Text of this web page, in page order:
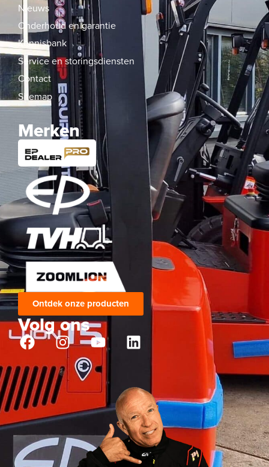
Nieuws
Onderhoud en garantie
Kennisbank
Service en storingsdiensten
Contact
Sitemap
Merken
Ontdek onze producten
Volg ons